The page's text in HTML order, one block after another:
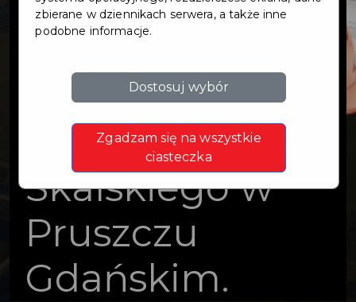
dz. nr
10/141,299/2 -
sięgacz ul.
Skalskiego w
Pruszczu
Gdańskim.
zbierane w dziennikach serwera, a także inne
podobne informacje.
Dostosuj wybór
Zgadzam się na wszystkie
ciasteczka